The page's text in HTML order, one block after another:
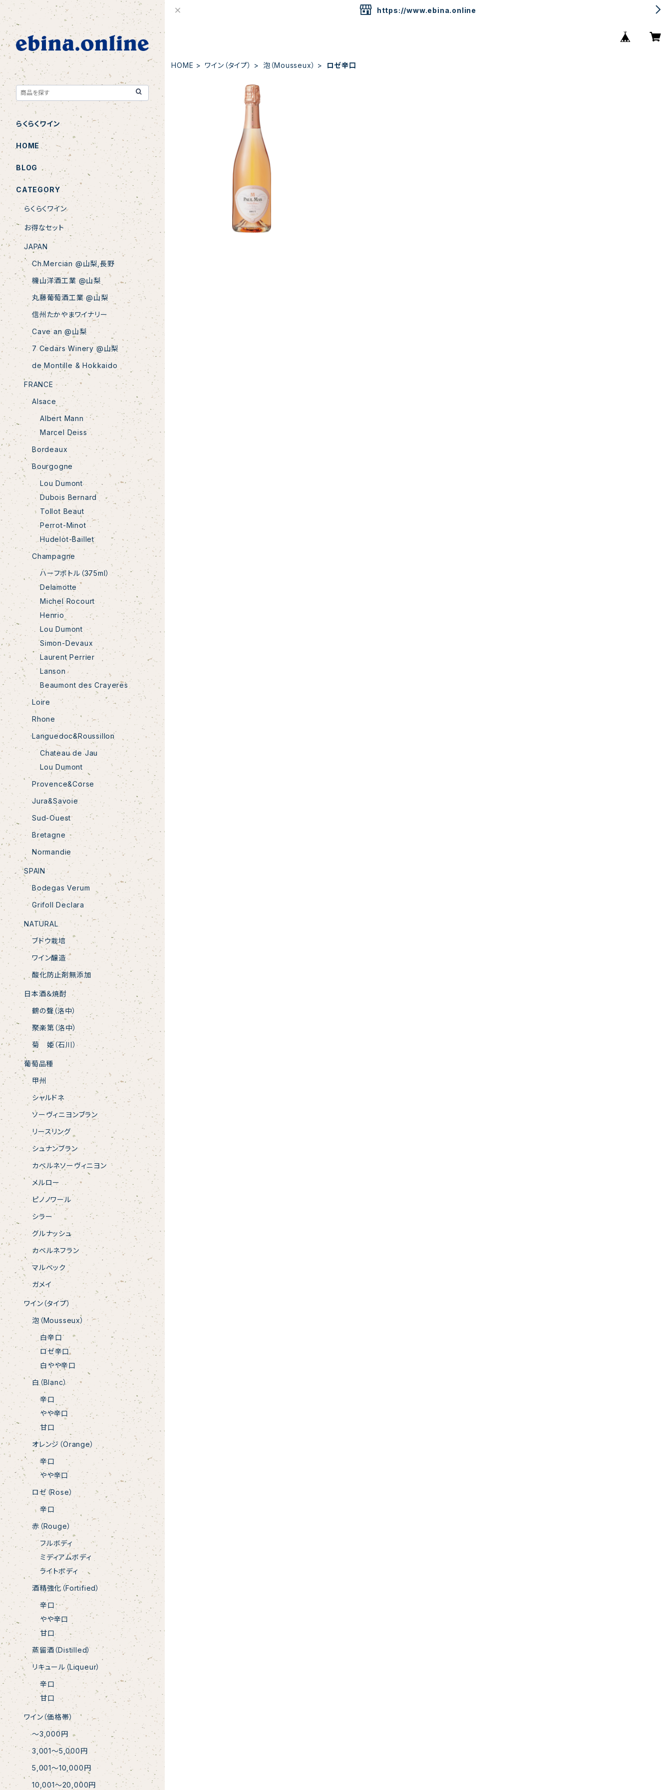
https://www.ebina.online
HOME ワイン（タイプ） 泡（Mousseux） ロゼ辛口
NV Cremant de Limoux Rose Brut / D
m. Paul Mas
¥3,300
らくらくワイン
HOME
BLOG
CATEGORY
らくらくワイン
お得なセット
JAPAN
Ch.Mercian @山梨,長野
機山洋酒工業 @山梨
丸藤葡萄酒工業 @山梨
信州たかやまワイナリー
Cave an @山梨
7 Cedars Winery @山梨
de Montille & Hokkaido
FRANCE
Alsace
Albert Mann
Marcel Deiss
Bordeaux
Bourgogne
Lou Dumont
Dubois Bernard
Tollot Beaut
Perrot-Minot
Hudelot-Baillet
Champagne
ハーフボトル（375ml）
Delamotte
Michel Rocourt
Henrio
Lou Dumont
Simon-Devaux
Laurent Perrier
Lanson
Beaumont des Crayeres
Loire
Rhone
Languedoc&Roussillon
Chateau de Jau
Lou Dumont
Provence&Corse
Jura&Savoie
Sud-Ouest
Bretagne
Normandie
SPAIN
Bodegas Verum
Grifoll Declara
NATURAL
ブドウ栽培
ワイン醸造
酸化防止剤無添加
日本酒＆焼酎
鶴の聲（洛中）
聚楽第（洛中）
菊 姫（石川）
葡萄品種
甲州
シャルドネ
ソーヴィニヨンブラン
リースリング
シュナンブラン
カベルネソーヴィニヨン
メルロー
ピノノワール
シラー
グルナッシュ
カベルネフラン
マルベック
ガメイ
ワイン（タイプ）
泡（Mousseux）
白辛口
ロゼ辛口
白やや辛口
白（Blanc）
辛口
やや辛口
甘口
オレンジ（Orange）
辛口
やや辛口
ロゼ（Rose）
辛口
赤（Rouge）
フルボディ
ミディアムボディ
ライトボディ
酒精強化（Fortified）
辛口
やや辛口
甘口
蒸留酒（Distilled）
リキュール（Liqueur）
辛口
甘口
ワイン（価格帯）
〜3,000円
3,001〜5,000円
5,001〜10,000円
10,001〜20,000円